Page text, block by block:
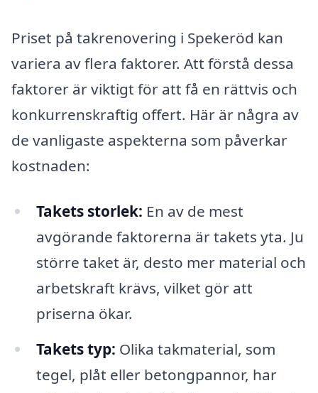
Priset på takrenovering i Spekeröd kan
variera av flera faktorer. Att förstå dessa
faktorer är viktigt för att få en rättvis och
konkurrenskraftig offert. Här är några av
de vanligaste aspekterna som påverkar
kostnaden:
Takets storlek: En av de mest
avgörande faktorerna är takets yta. Ju
större taket är, desto mer material och
arbetskraft krävs, vilket gör att
priserna ökar.
Takets typ: Olika takmaterial, som
tegel, plåt eller betongpannor, har